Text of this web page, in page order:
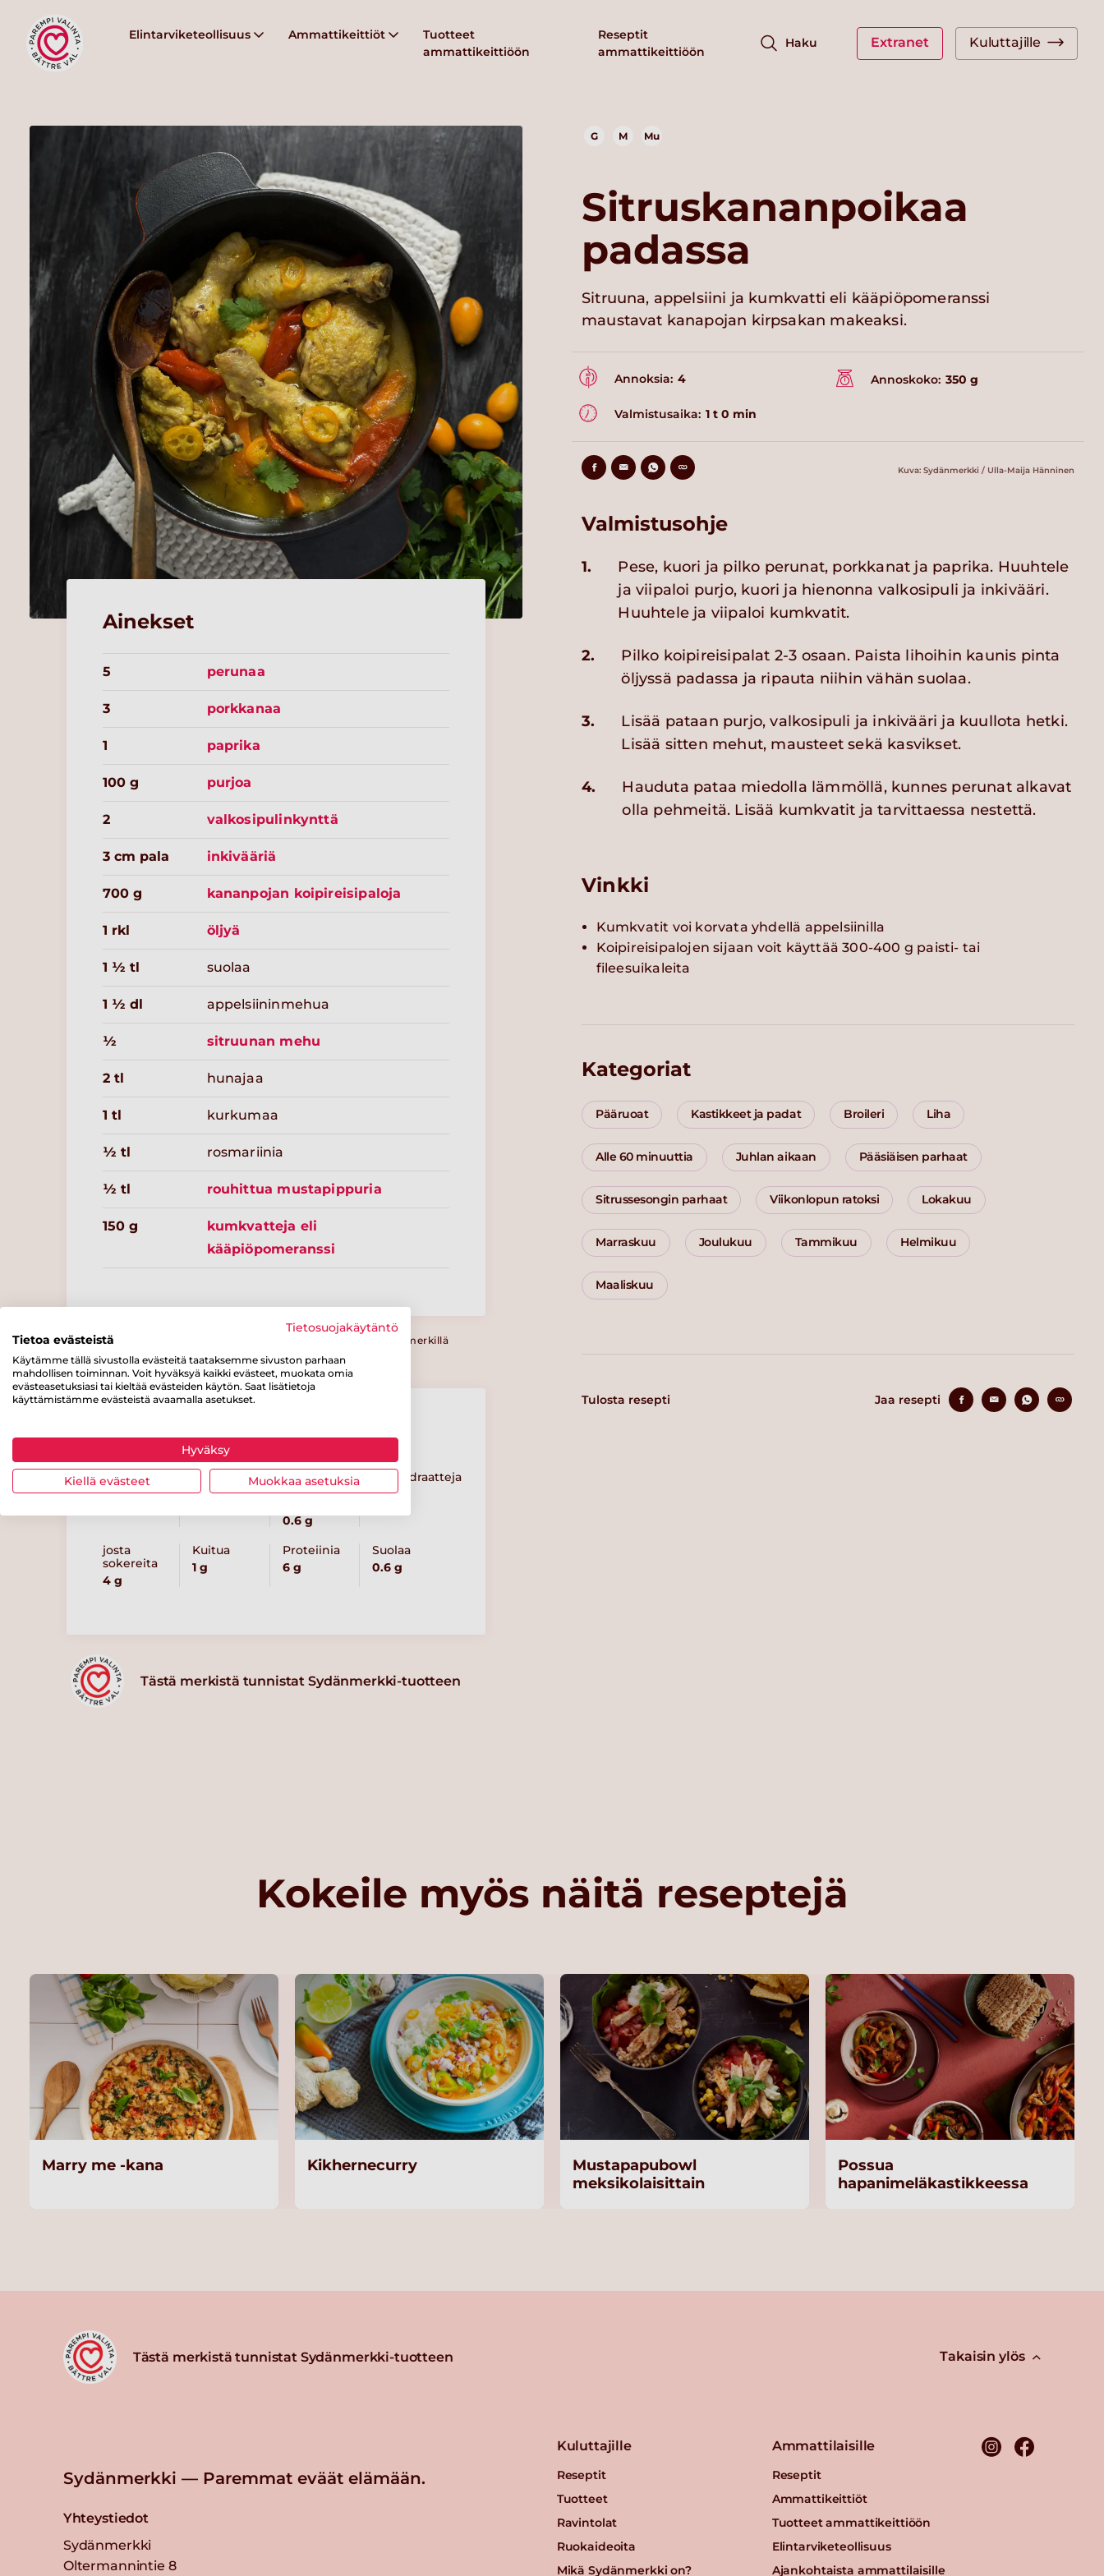
Elintarviketeollisuus Ammattikeittiöt
Tuotteet
ammattikeittiöön
Reseptit
ammattikeittiöön
Haku Extranet Kuluttajille
Ainekset
5 perunaa
3 porkkanaa
1 paprika
100 g purjoa
2 valkosipulinkynttä
3 cm pala inkivääriä
700 g kananpojan koipireisipaloja
1 rkl öljyä
1 ½ tl suolaa
1 ½ dl appelsiininmehua
½ sitruunan mehu
2 tl hunajaa
1 tl kurkumaa
½ tl rosmariinia
½ tl rouhittua mustapippuria
150 g
kumkvatteja eli
kääpiöpomeranssi
Resepteissä punaisella merkityt tuotteet löydät kaupassa Sydänmerkillä
varustettuna.
Energiaa
83 kcal
Rasvaa
3 g
josta
tyydyttynyttä
0.6 g
Hiilihydraatteja
8 g
josta
sokereita
4 g
Kuitua
1 g
Proteiinia
6 g
Suolaa
0.6 g
Tästä merkistä tunnistat Sydänmerkki-tuotteen
G M Mu
Sitruskananpoikaa
padassa
Sitruuna, appelsiini ja kumkvatti eli kääpiöpomeranssi
maustavat kanapojan kirpsakan makeaksi.
Annoksia: 4 Annoskoko: 350 g
Valmistusaika: 1 t 0 min
Kuva: Sydänmerkki / Ulla-Maija Hänninen
Valmistusohje
1.
Pese, kuori ja pilko perunat, porkkanat ja paprika. Huuhtele
ja viipaloi purjo, kuori ja hienonna valkosipuli ja inkivääri.
Huuhtele ja viipaloi kumkvatit.
2.
Pilko koipireisipalat 2-3 osaan. Paista lihoihin kaunis pinta
öljyssä padassa ja ripauta niihin vähän suolaa.
3.
Lisää pataan purjo, valkosipuli ja inkivääri ja kuullota hetki.
Lisää sitten mehut, mausteet sekä kasvikset.
4.
Hauduta pataa miedolla lämmöllä, kunnes perunat alkavat
olla pehmeitä. Lisää kumkvatit ja tarvittaessa nestettä.
Vinkki
Kumkvatit voi korvata yhdellä appelsiinilla
Koipireisipalojen sijaan voit käyttää 300-400 g paisti- tai
fileesuikaleita
Kategoriat
Pääruoat Kastikkeet ja padat Broileri Liha
Alle 60 minuuttia Juhlan aikaan Pääsiäisen parhaat
Sitrussesongin parhaat Viikonlopun ratoksi Lokakuu
Marraskuu Joulukuu Tammikuu Helmikuu
Maaliskuu
Tulosta resepti Jaa resepti
Kokeile myös näitä reseptejä
Marry me -kana Kikhernecurry
Mustapapubowl
meksikolaisittain
Possua
hapanimeläkastikkeessa
Tästä merkistä tunnistat Sydänmerkki-tuotteen Takaisin ylös
Sydänmerkki — Paremmat eväät elämään.
Yhteystiedot
Sydänmerkki
Oltermannintie 8
Kuluttajille
Reseptit
Tuotteet
Ravintolat
Ruokaideoita
Mikä Sydänmerkki on?
Ammattilaisille
Reseptit
Ammattikeittiöt
Tuotteet ammattikeittiöön
Elintarviketeollisuus
Ajankohtaista ammattilaisille
Tietosuojakäytäntö
Tietoa evästeistä
Käytämme tällä sivustolla evästeitä taataksemme sivuston parhaan
mahdollisen toiminnan. Voit hyväksyä kaikki evästeet, muokata omia
evästeasetuksiasi tai kieltää evästeiden käytön. Saat lisätietoja
käyttämistämme evästeistä avaamalla asetukset.
Hyväksy
Kiellä evästeet Muokkaa asetuksia